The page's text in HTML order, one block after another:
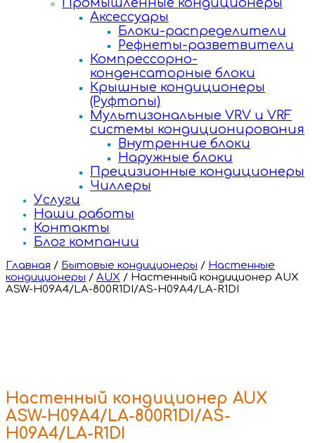
Промышленные кондиционеры
Аксессуары
Блоки-распределители
Рефнеты-разветвители
Компрессорно-
конденсаторные блоки
Крышные кондиционеры
(Руфтопы)
Мультизональные VRV и VRF
системы кондиционирования
Внутренние блоки
Наружные блоки
Прецизионные кондиционеры
Чиллеры
Услуги
Наши работы
Контакты
Блог компании
Главная / Бытовые кондиционеры / Настенные
кондиционеры / AUX / Настенный кондиционер AUX
ASW-H09A4/LA-800R1DI/AS-H09A4/LA-R1DI
Настенный кондиционер AUX
ASW-H09A4/LA-800R1DI/AS-
H09A4/LA-R1DI